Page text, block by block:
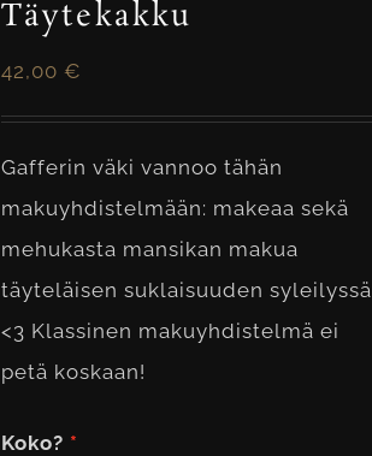
Täytekakku
42,00 €
Gafferin väki vannoo tähän
makuyhdistelmään: makeaa sekä
mehukasta mansikan makua
täyteläisen suklaisuuden syleilyssä
<3 Klassinen makuyhdistelmä ei
petä koskaan!
Koko?